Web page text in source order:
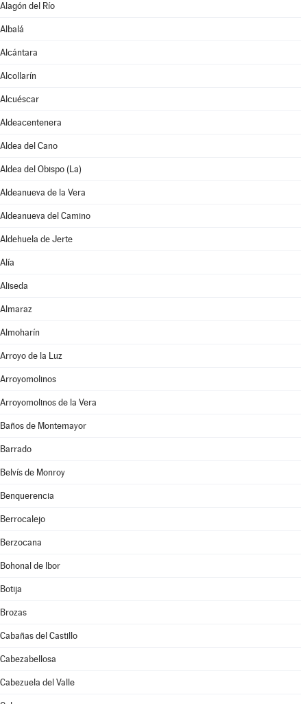
Alagón del Río
Albalá
Alcántara
Alcollarín
Alcuéscar
Aldeacentenera
Aldea del Cano
Aldea del Obispo (La)
Aldeanueva de la Vera
Aldeanueva del Camino
Aldehuela de Jerte
Alía
Aliseda
Almaraz
Almoharín
Arroyo de la Luz
Arroyomolinos
Arroyomolinos de la Vera
Baños de Montemayor
Barrado
Belvís de Monroy
Benquerencia
Berrocalejo
Berzocana
Bohonal de Ibor
Botija
Brozas
Cabañas del Castillo
Cabezabellosa
Cabezuela del Valle